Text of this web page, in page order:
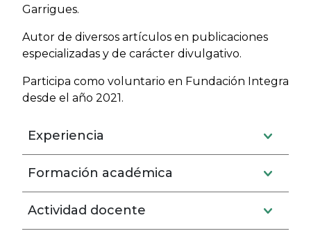
Garrigues.
Autor de diversos artículos en publicaciones
especializadas y de carácter divulgativo.
Participa como voluntario en Fundación Integra
desde el año 2021.
Experiencia
Formación académica
Actividad docente